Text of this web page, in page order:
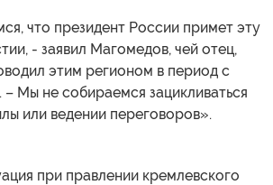
что президент России примет эту
- заявил Магомедов, чей отец,
этим регионом в период с
Мы не собираемся зацикливаться
или ведении переговоров».
при правлении кремлевского